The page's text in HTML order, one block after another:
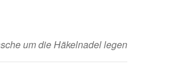
um die Häkelnadel legen